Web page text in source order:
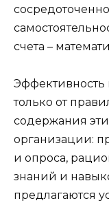
счета –
только от
содержания
организации:
и опроса,
знаний и
предлагаются